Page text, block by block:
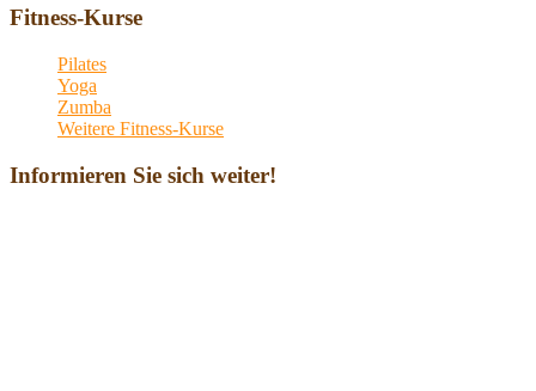
Fitness-Kurse
Pilates
Yoga
Zumba
Weitere Fitness-Kurse
Informieren Sie sich weiter!